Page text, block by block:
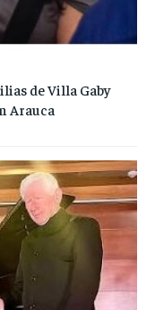
de Villa Gaby
Arauca